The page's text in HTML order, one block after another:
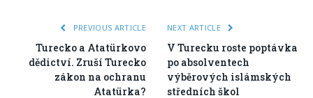
PREVIOUS ARTICLE
Turecko a Atatürkovo
dědictví. Zruší Turecko
zákon na ochranu
Atatürka?
NEXT ARTICLE
V Turecku roste poptávka
po absolventech
výběrových islámských
středních škol